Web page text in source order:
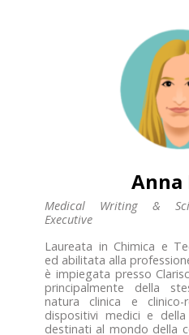
Anna
Medical Writing &
Executive
Laureata in Chimica e
ed abilitata alla
è impiegata presso
principalmente della
natura clinica e
dispositivi medici e
destinati al mondo della